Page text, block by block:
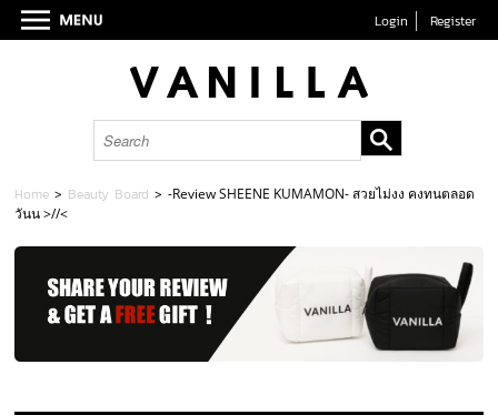
Login Register
Home > Beauty Board >-Review SHEENE KUMAMON- สวยไม่งง คงทนตลอด
วันน >//<